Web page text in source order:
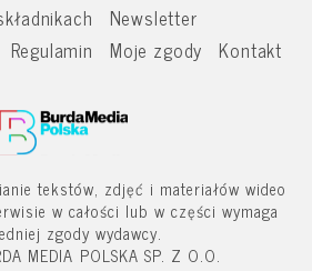
Newsletter
Regulamin Moje zgody Kontakt
tekstów, zdjęć i materiałów wideo
w całości lub w części wymaga
zgody wydawcy.
MEDIA POLSKA SP. Z O.O.